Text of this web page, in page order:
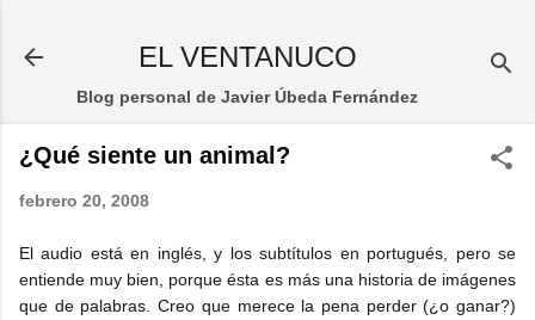
EL VENTANUCO
Blog personal de Javier Úbeda Fernández
¿Qué siente un animal?
febrero 20, 2008
El audio está en inglés, y los subtítulos en portugués, pero se
entiende muy bien, porque ésta es más una historia de imágenes
que de palabras. Creo que merece la pena perder (¿o ganar?)